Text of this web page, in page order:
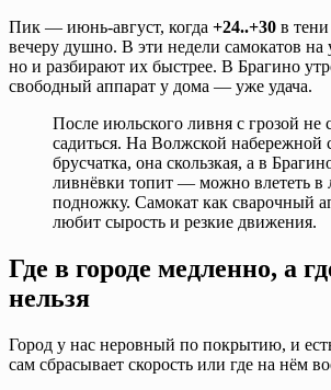
Пик — июнь-август, когда +24..+30 в
вечеру душно. В эти недели самокатов на
но и разбирают их быстрее. В Брагино
свободный аппарат у дома — уже удача.
После июльского ливня с грозой не
садиться. На Волжской набережной
брусчатка, она скользкая, а в
ливнёвки топит — можно влететь в
подножку. Самокат как сварочный
любит сырость и резкие движения.
Где в городе медленно, а
нельзя
Город у нас неровный по покрытию, и
сам сбрасывает скорость или где на нём